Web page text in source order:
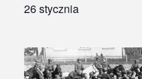
26 stycznia